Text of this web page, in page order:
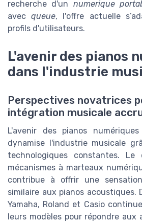
recherche d'un numerique
avecqueue, l'offre actuelle
profils d'utilisateurs.
L'avenir des pianos
dans l'industrie
Perspectives novatrices
intégration musicale
L'avenir des pianos
dynamise l'industrie musicale
technologiques constantes. Le
mécanismes à marteaux
contribue à offrir une
similaire aux pianos acoustiques.
Yamaha, Roland et Casio
leurs modèles pour répondre